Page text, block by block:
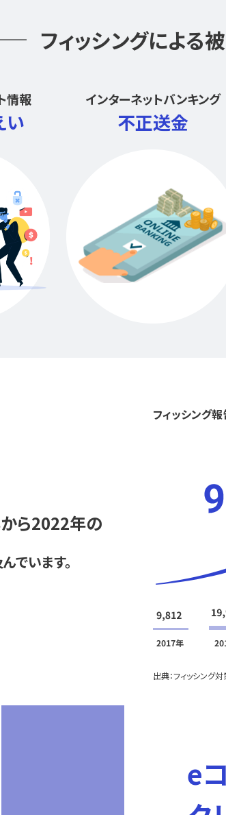
フィッシングによる
情報
い
インターネットバンキング
不正送金
ら2022年の
でいます。
フィッシング
出典：フィッシング
e